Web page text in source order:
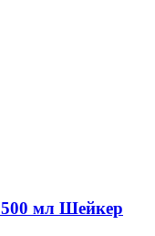
мл Шейкер